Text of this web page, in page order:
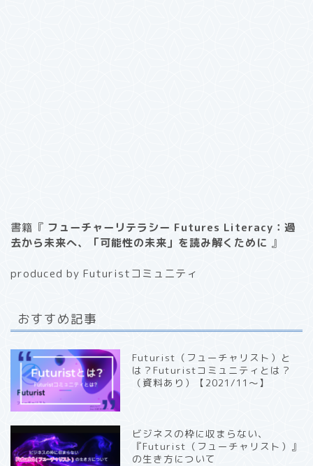
書籍『 フューチャーリテラシー Futures Literacy：過
去から未来へ、「可能性の未来」を読み解くために 』
produced by Futuristコミュニティ
おすすめ記事
Futurist（フューチャリスト）と
は？Futuristコミュニティとは？
（資料あり）【2021/11〜】
ビジネスの枠に収まらない、
『Futurist（フューチャリスト）』
の生き方について